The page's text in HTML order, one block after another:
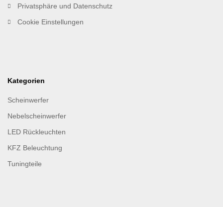
Privatsphäre und Datenschutz
Cookie Einstellungen
Kategorien
Scheinwerfer
Nebelscheinwerfer
LED Rückleuchten
KFZ Beleuchtung
Tuningteile